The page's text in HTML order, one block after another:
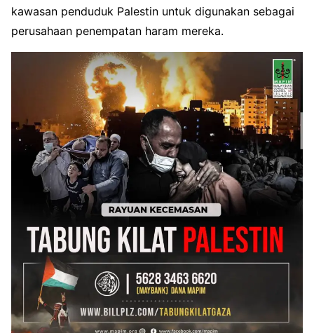
kawasan penduduk Palestin untuk digunakan sebagai
perusahaan penempatan haram mereka.